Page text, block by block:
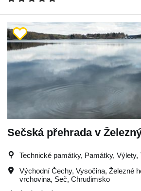
Sečská přehrada v
Technické památky, Památky, Výlety,
Východní Čechy, Vysočina, Železné
vrchovina, Seč, Chrudimsko